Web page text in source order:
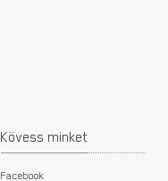
Kövess minket
Facebook